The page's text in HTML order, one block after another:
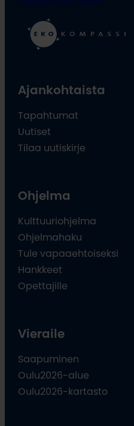
Ajankohtaista
Tapahtumat
Uutiset
Tilaa uutiskirje
Ohjelma
Kulttuuriohjelma
Ohjelmahaku
Tule vapaaehtoiseksi
Hankkeet
Opettajille
Vieraile
Saapuminen
Oulu2026-alue
Oulu2026-kartasto